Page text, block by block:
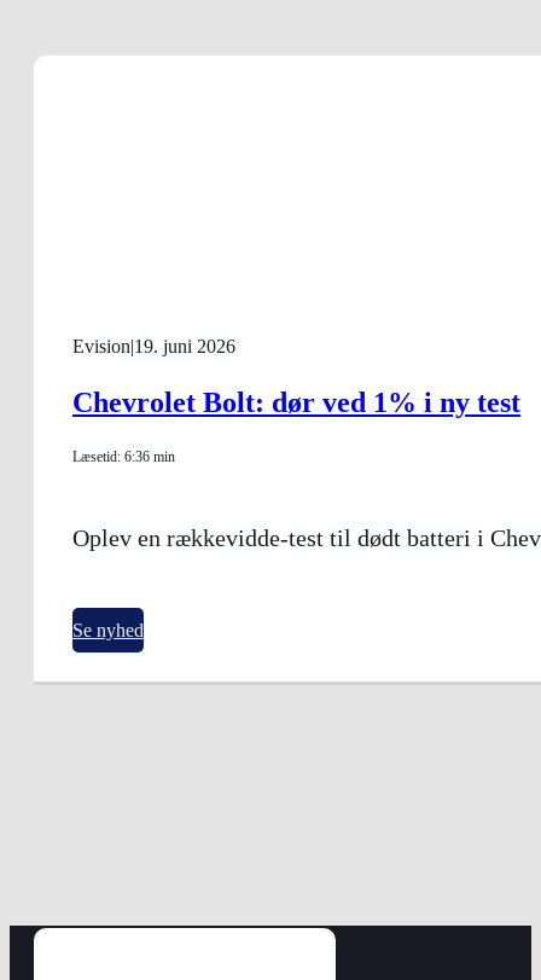
Evision|19. juni 2026
Chevrolet Bolt: dør ved 1% i ny test
Læsetid: 6:36 min
Oplev en rækkevidde-test til dødt batteri i
Se nyhed